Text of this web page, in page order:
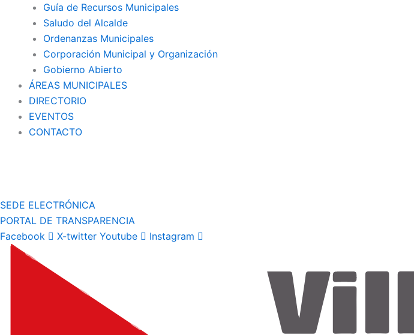
Guía de Recursos Municipales
Saludo del Alcalde
Ordenanzas Municipales
Corporación Municipal y Organización
Gobierno Abierto
ÁREAS MUNICIPALES
DIRECTORIO
EVENTOS
CONTACTO
SEDE ELECTRÓNICA
PORTAL DE TRANSPARENCIA
Facebook
X-twitter Youtube Instagram